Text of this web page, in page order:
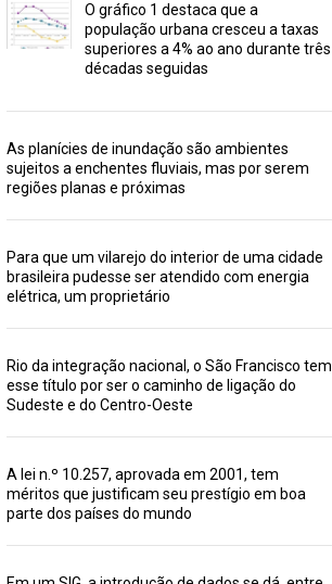
O gráfico 1 destaca que a
população urbana cresceu a taxas
superiores a 4% ao ano durante três
décadas seguidas
As planícies de inundação são ambientes
sujeitos a enchentes fluviais, mas por serem
regiões planas e próximas
Para que um vilarejo do interior de uma cidade
brasileira pudesse ser atendido com energia
elétrica, um proprietário
Rio da integração nacional, o São Francisco tem
esse título por ser o caminho de ligação do
Sudeste e do Centro-Oeste
A lei n.º 10.257, aprovada em 2001, tem
méritos que justificam seu prestígio em boa
parte dos países do mundo